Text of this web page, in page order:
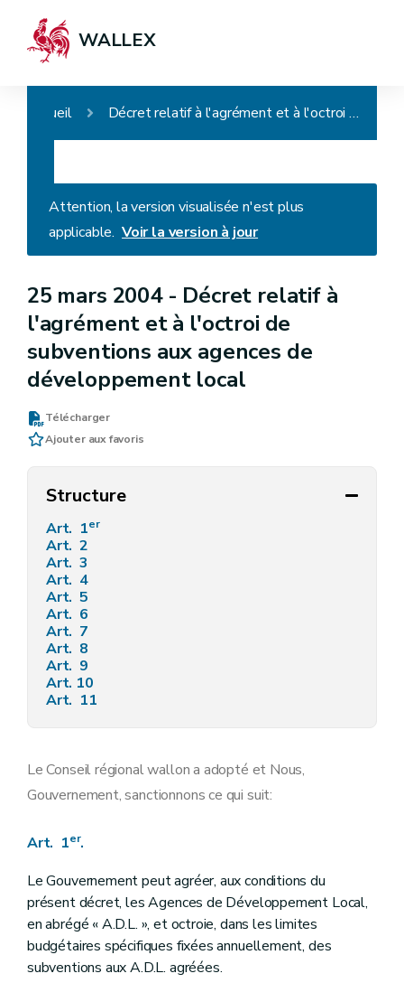
WALLEX
Accueil Décret relatif à l'agrément et à l'octroi de subventions aux agences de développement local
Attention, la version visualisée n'est plus
applicable. Voir la version à jour
25 mars 2004 - Décret relatif à
l'agrément et à l'octroi de
subventions aux agences de
développement local
Télécharger
Ajouter aux favoris
Structure
Art. 1er
Art. 2
Art. 3
Art. 4
Art. 5
Art. 6
Art. 7
Art. 8
Art. 9
Art. 10
Art. 11
Le Conseil régional wallon a adopté et Nous,
Gouvernement, sanctionnons ce qui suit:
Art. 1er.
Le Gouvernement peut agréer, aux conditions du
présent décret, les Agences de Développement Local,
en abrégé « A.D.L. », et octroie, dans les limites
budgétaires spécifiques fixées annuellement, des
subventions aux A.D.L. agréées.